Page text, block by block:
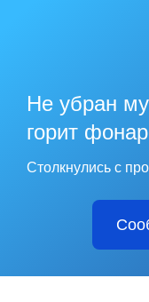
Не убран
горит
Столкнулись с